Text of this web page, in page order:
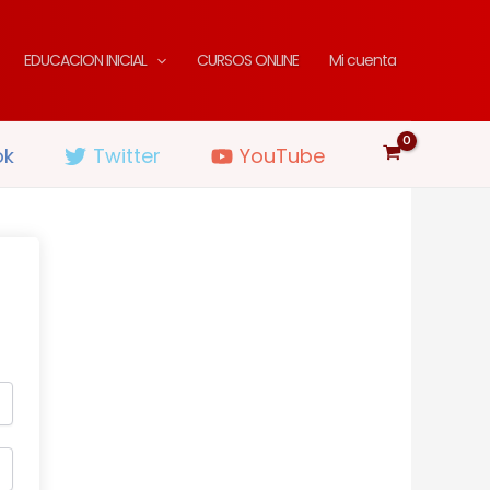
EDUCACION INICIAL CURSOS ONLINE Mi cuenta
Twitter YouTube